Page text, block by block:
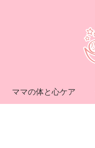
ママの体と心ケア